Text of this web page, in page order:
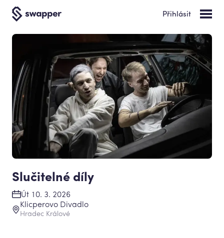
Přihlásit
Slučitelné díly
Út 10. 3. 2026
Klicperovo Divadlo
Hradec Králové